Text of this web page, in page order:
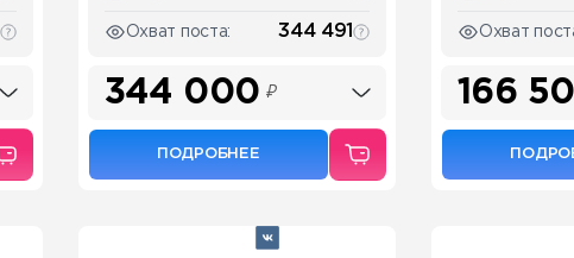
Охват поста: 344 491
344 000 ₽
ПОДРОБНЕЕ
Охват
166